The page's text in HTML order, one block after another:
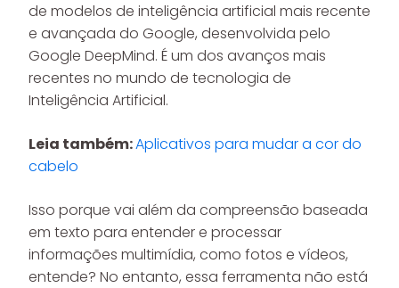
de modelos de inteligência artificial mais recente
e avançada do Google, desenvolvida pelo
Google DeepMind. É um dos avanços mais
recentes no mundo de tecnologia de
Inteligência Artificial.
Leia também:Aplicativos para mudar a cor do
cabelo
Isso porque vai além da compreensão baseada
em texto para entender e processar
informações multimídia, como fotos e vídeos,
entende? No entanto, essa ferramenta não está